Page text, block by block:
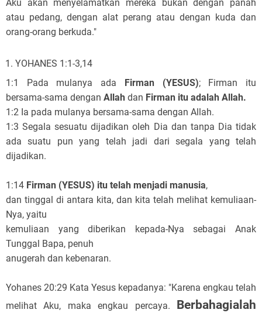
Aku akan menyelamatkan mereka bukan dengan panah
atau pedang, dengan alat perang atau dengan kuda dan
orang-orang berkuda."
YOHANES 1:1-3,14
1:1 Pada mulanya ada
Firman (YESUS); Firman itu
bersama-sama dengan Allah dan Firman itu adalah Allah.
1:2 Ia pada mulanya bersama-sama dengan Allah.
1:3 Segala sesuatu dijadikan oleh Dia dan tanpa Dia tidak
ada suatu pun yang telah jadi dari segala yang telah
dijadikan.
1:14 Firman (YESUS) itu telah menjadi manusia,
dan tinggal di antara kita, dan kita telah melihat kemuliaan-
Nya, yaitu
kemuliaan yang diberikan kepada-Nya sebagai Anak
Tunggal Bapa, penuh
anugerah dan kebenaran.
Yohanes 20:29 Kata Yesus kepadanya: "Karena engkau telah
melihat Aku, maka engkau percaya. Berbahagialah